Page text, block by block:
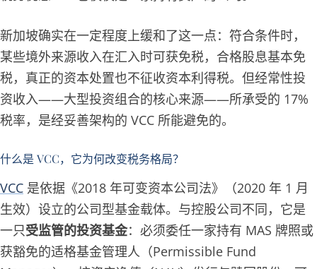
新加坡确实在一定程度上缓和了这一点：符合条件时，
某些境外来源收入在汇入时可获免税，合格股息基本免
税，真正的资本处置也不征收资本利得税。但经常性投
资收入——大型投资组合的核心来源——所承受的 17%
税率，是经妥善架构的 VCC 所能避免的。
什么是 VCC，它为何改变税务格局？
VCC 是依据《2018 年可变资本公司法》（2020 年 1 月
生效）设立的公司型基金载体。与控股公司不同，它是
一只受监管的投资基金：必须委任一家持有 MAS 牌照或
获豁免的适格基金管理人（Permissible Fund